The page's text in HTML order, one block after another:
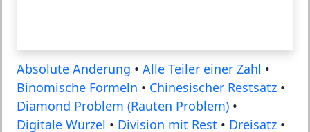
Absolute Änderung • Alle Teiler einer Zahl •
Binomische Formeln • Chinesischer Restsatz •
Diamond Problem (Rauten Problem) •
Digitale Wurzel • Division mit Rest • Dreisatz •